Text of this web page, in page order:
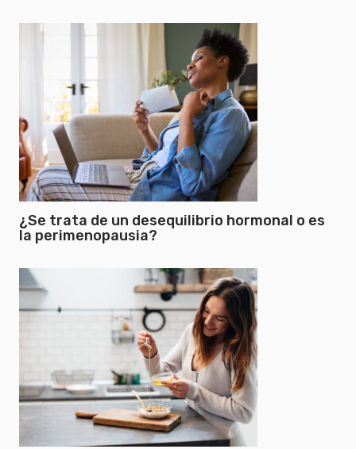
¿Se trata de un desequilibrio hormonal o es
la perimenopausia?